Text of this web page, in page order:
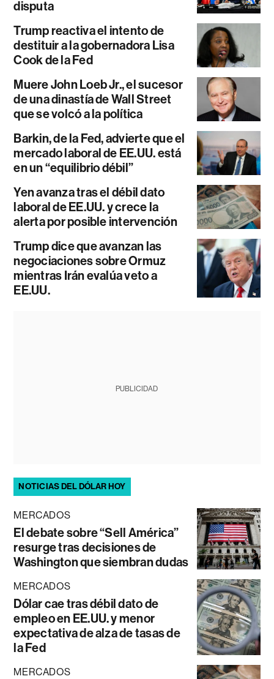
disputa
Trump reactiva el intento de
destituir a la gobernadora Lisa
Cook de la Fed
Muere John Loeb Jr., el sucesor
de una dinastía de Wall Street
que se volcó a la política
Barkin, de la Fed, advierte que el
mercado laboral de EE.UU. está
en un “equilibrio débil”
Yen avanza tras el débil dato
laboral de EE.UU. y crece la
alerta por posible intervención
Trump dice que avanzan las
negociaciones sobre Ormuz
mientras Irán evalúa veto a
EE.UU.
PUBLICIDAD
NOTICIAS DEL DÓLAR HOY
MERCADOS
El debate sobre “Sell América”
resurge tras decisiones de
Washington que siembran dudas
MERCADOS
Dólar cae tras débil dato de
empleo en EE.UU. y menor
expectativa de alza de tasas de
la Fed
MERCADOS